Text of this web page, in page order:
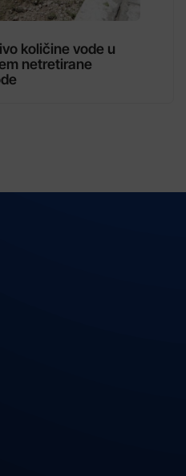
količine vode u
netretirane